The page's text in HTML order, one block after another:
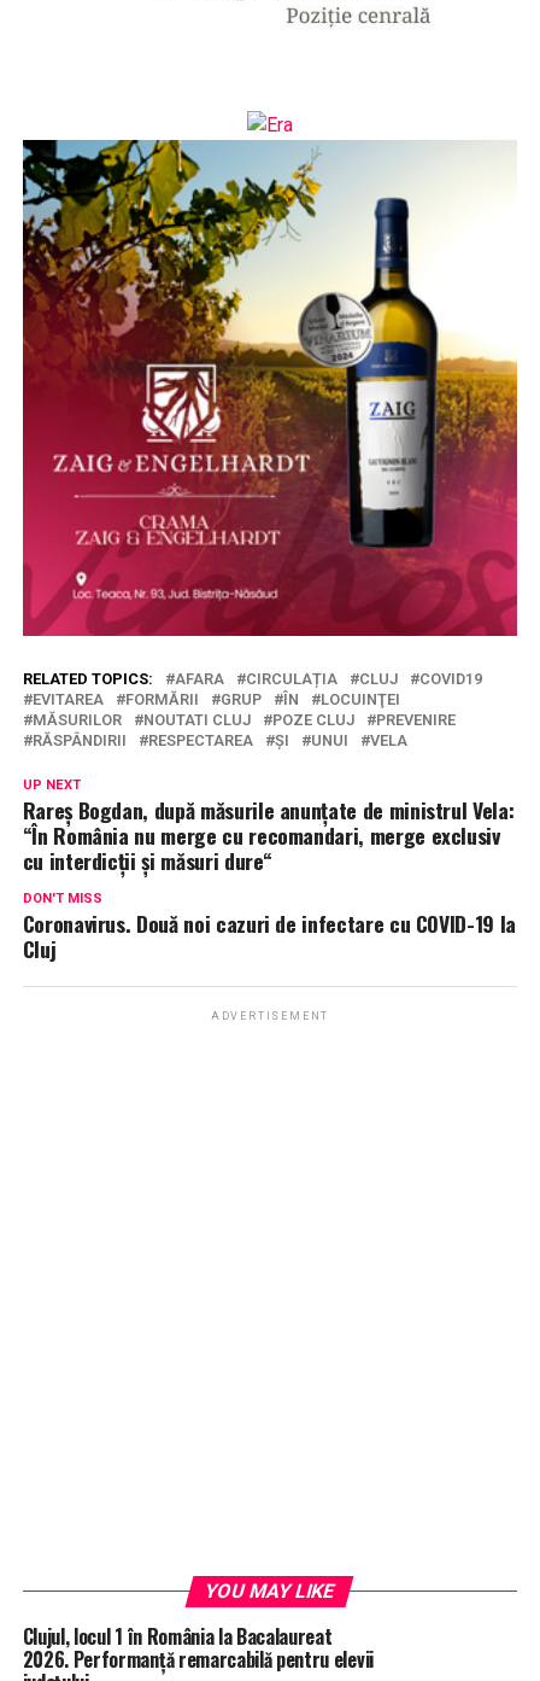
RELATED TOPICS: AFARA CIRCULAȚIA CLUJ
COVID19
EVITAREA
FORMĂRII GRUP ÎN
LOCUINŢEI
MĂSURILOR
NOUTATI CLUJ POZE CLUJ
PREVENIRE
RĂSPÂNDIRII
RESPECTAREA ȘI UNUI VELA
UP NEXT
Rareș Bogdan, după măsurile anunțate de ministrul Vela:
“În România nu merge cu recomandari, merge exclusiv
cu interdicții și măsuri dure“
DON'T MISS
Coronavirus. Două noi cazuri de infectare cu COVID-19 la
Cluj
ADVERTISEMENT
YOU MAY LIKE
Clujul, locul 1 în România la Bacalaureat
2026. Performanță remarcabilă pentru elevii